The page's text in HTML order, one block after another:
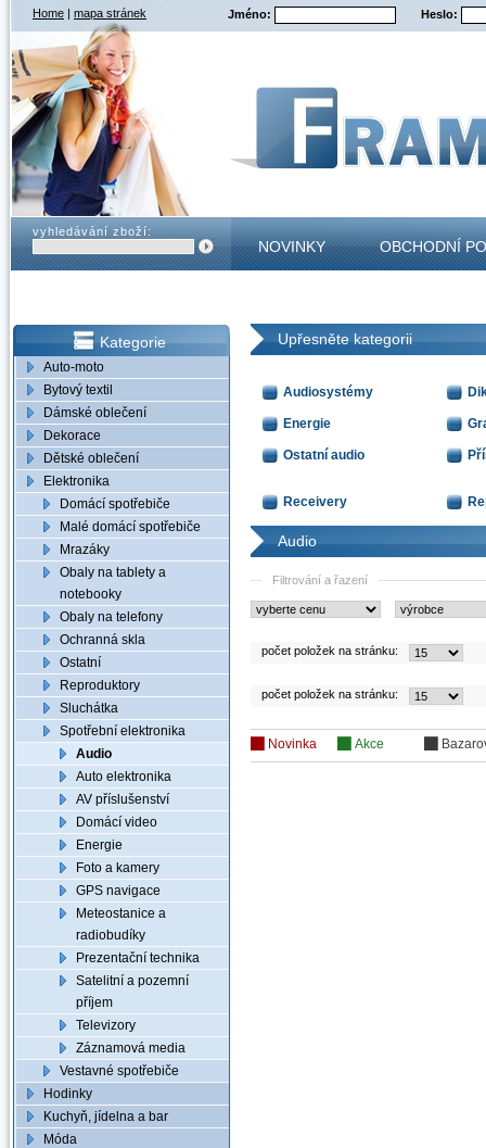
Home | mapa stránek Jméno: Heslo:
vyhledávání zboží:
NOVINKY OBCHODNÍ
Kategorie
Auto-moto
Bytový textil
Dámské oblečení
Dekorace
Dětské oblečení
Elektronika
Domácí spotřebiče
Malé domácí spotřebiče
Mrazáky
Obaly na tablety a
notebooky
Obaly na telefony
Ochranná skla
Ostatní
Reproduktory
Sluchátka
Spotřební elektronika
Audio
Auto elektronika
AV příslušenství
Domácí video
Energie
Foto a kamery
GPS navigace
Meteostanice a
radiobudíky
Prezentační technika
Satelitní a pozemní
příjem
Televizory
Záznamová media
Vestavné spotřebiče
Hodinky
Kuchyň, jídelna a bar
Móda
Upřesněte kategorii
Audiosystémy
Energie
Ostatní audio
Receivery
Audio
Filtrování a řazení
počet položek na stránku:
počet položek na stránku:
Novinka Akce